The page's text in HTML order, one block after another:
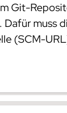
Git-
muss
(SCM-